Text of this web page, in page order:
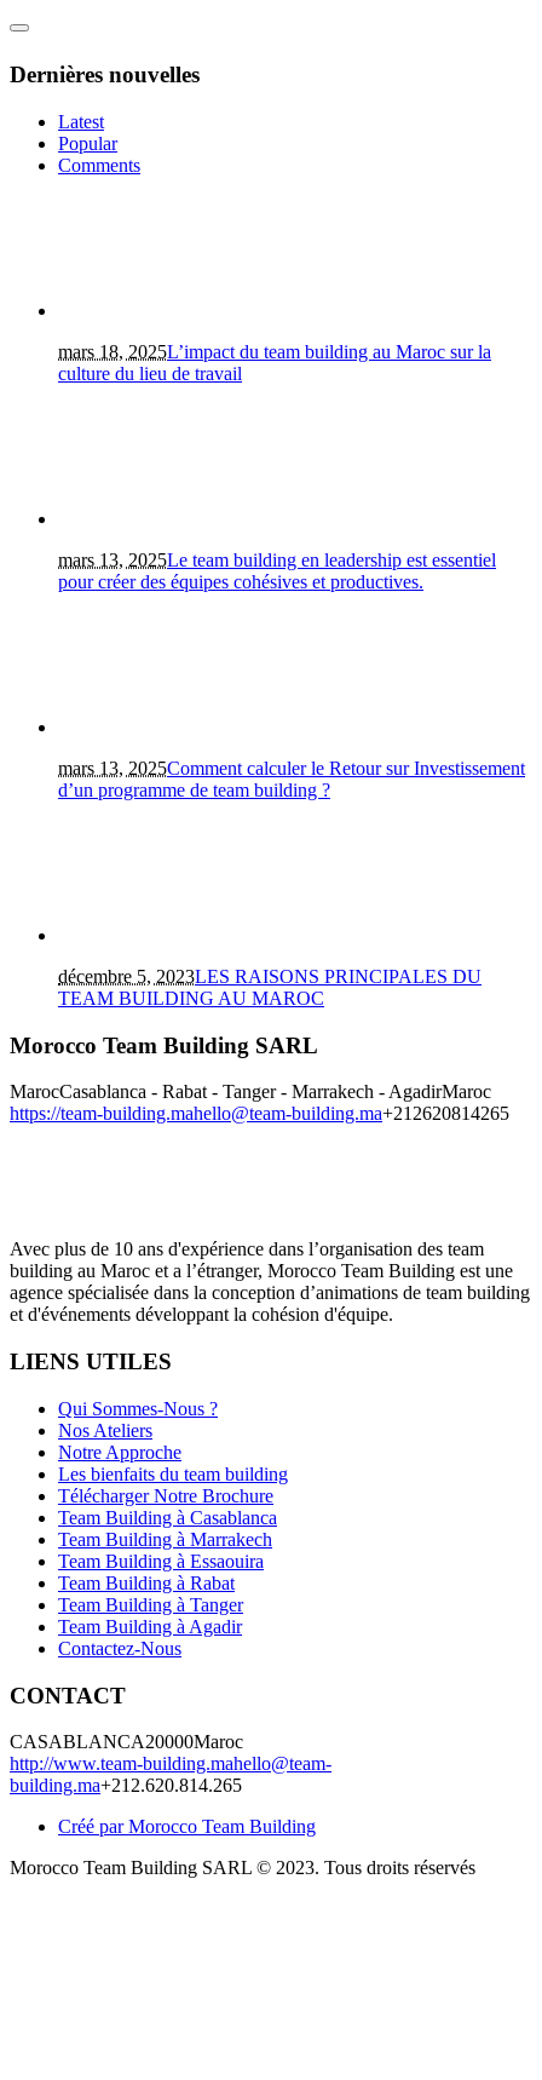
Dernières nouvelles
Latest
Popular
Comments
mars 18, 2025L’impact du team building au Maroc sur la
culture du lieu de travail
mars 13, 2025Le team building en leadership est essentiel
pour créer des équipes cohésives et productives.
mars 13, 2025Comment calculer le Retour sur Investissement
d’un programme de team building ?
décembre 5, 2023LES RAISONS PRINCIPALES DU
TEAM BUILDING AU MAROC
Morocco Team Building SARL
MarocCasablanca - Rabat - Tanger - Marrakech - AgadirMaroc
https://team-building.mahello@team-building.ma+212620814265
Avec plus de 10 ans d'expérience dans l’organisation des team
building au Maroc et a l’étranger, Morocco Team Building est une
agence spécialisée dans la conception d’animations de team building
et d'événements développant la cohésion d'équipe.
LIENS UTILES
Qui Sommes-Nous ?
Nos Ateliers
Notre Approche
Les bienfaits du team building
Télécharger Notre Brochure
Team Building à Casablanca
Team Building à Marrakech
Team Building à Essaouira
Team Building à Rabat
Team Building à Tanger
Team Building à Agadir
Contactez-Nous
CONTACT
CASABLANCA20000Maroc
http://www.team-building.mahello@team-
building.ma+212.620.814.265
Créé par Morocco Team Building
Morocco Team Building SARL © 2023. Tous droits réservés